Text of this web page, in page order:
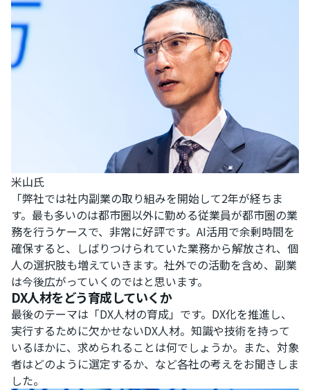
米山氏
「弊社では社内副業の取り組みを開始して2年が経ちま
す。最も多いのは都市圏以外に勤める従業員が都市圏の業
務を行うケースで、非常に好評です。AI活用で余剰時間を
確保すると、しばりつけられていた業務から解放され、個
人の選択肢も増えていきます。社外での活動を含め、副業
は今後広がっていくのではと思います。
DX人材をどう育成していくか
最後のテーマは「DX人材の育成」です。DX化を推進し、
実行するために欠かせないDX人材。知識や技術を持って
いるほかに、求められることは何でしょうか。また、対象
者はどのように選定するか、など各社の考えをお聞きしま
した。